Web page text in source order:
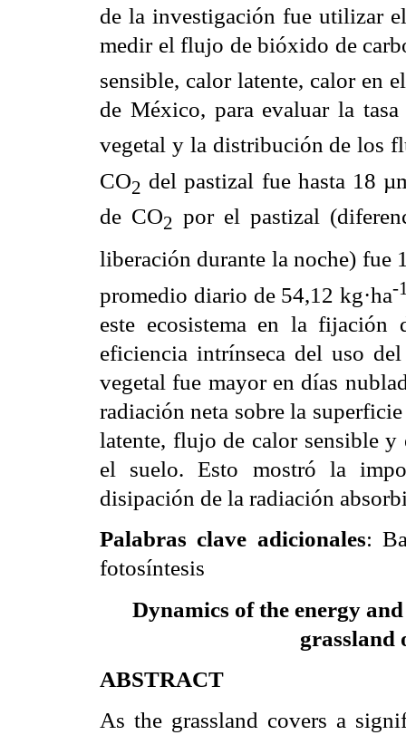
de la investigación fue utilizar
medir el flujo de bióxido de
sensible, calor latente, calor en
de México, para evaluar la
vegetal y la distribución de los
CO2 del pastizal fue hasta 18
de CO2 por el pastizal
liberación durante la noche) fue
promedio diario de 54,12 kg·ha-
este ecosistema en la
eficiencia intrínseca del uso
vegetal fue mayor en días
radiación neta sobre la
latente, flujo de calor sensible
el suelo. Esto mostró la
disipación de la radiación
Palabras clave adicionales: B
fotosíntesis
Dynamics of the energy
grassland
ABSTRACT
As the grassland covers a